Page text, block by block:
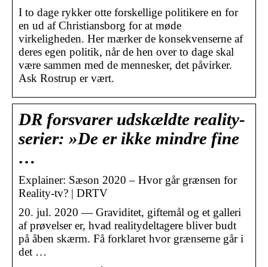
I to dage rykker otte forskellige politikere en for
en ud af Christiansborg for at møde
virkeligheden. Her mærker de konsekvenserne af
deres egen politik, når de hen over to dage skal
være sammen med de mennesker, det påvirker.
Ask Rostrup er vært.
DR forsvarer udskældte reality-
serier: »De er ikke mindre fine
…
Explainer: Sæson 2020 – Hvor går grænsen for
Reality-tv? | DRTV
20. jul. 2020 — Graviditet, giftemål og et galleri
af prøvelser er, hvad realitydeltagere bliver budt
på åben skærm. Få forklaret hvor grænserne går i
det …